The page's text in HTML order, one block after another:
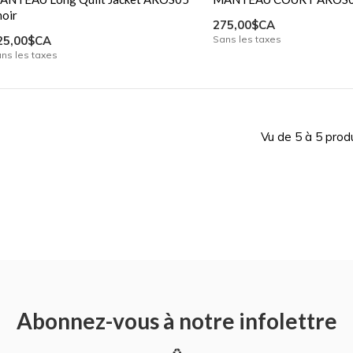
les taxes
275,00$CA
Sans les taxes
Vu de 5 à 5
Abonnez-vous à notre infolettre